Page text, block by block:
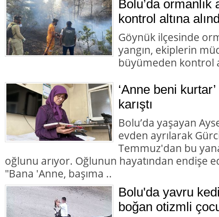
Bolu’da ormanlık
kontrol altına
Göynük ilçesinde
yangın, ekiplerin
büyümeden kontrol
‘Anne beni
karıştı
Bolu’da yaşayan
evden ayrılarak
Temmuz'dan bu
oğlunu arıyor. Oğlunun hayatından endişe
"Bana 'Anne, başıma ..
Bolu'da yavru
boğan otizmli